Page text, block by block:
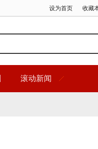
设为首页 收藏
滚动新闻